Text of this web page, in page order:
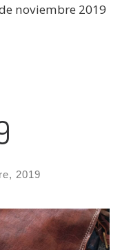
noviembre 2019
2019